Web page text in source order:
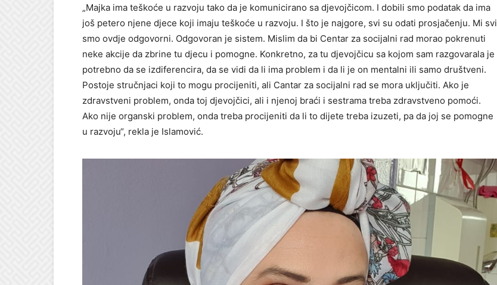
„Majka ima teškoće u razvoju tako da je komunicirano sa djevojčicom. I dobili smo podatak da ima
još petero njene djece koji imaju teškoće u razvoju. I što je najgore, svi su odati prosjačenju. Mi svi
smo ovdje odgovorni. Odgovoran je sistem. Mislim da bi Centar za socijalni rad morao pokrenuti
neke akcije da zbrine tu djecu i pomogne. Konkretno, za tu djevojčicu sa kojom sam razgovarala je
potrebno da se izdiferencira, da se vidi da li ima problem i da li je on mentalni ili samo društveni.
Postoje stručnjaci koji to mogu procijeniti, ali Cantar za socijalni rad se mora uključiti. Ako je
zdravstveni problem, onda toj djevojčici, ali i njenoj braći i sestrama treba zdravstveno pomoći.
Ako nije organski problem, onda treba procijeniti da li to dijete treba izuzeti, pa da joj se pomogne
u razvoju“, rekla je Islamović.